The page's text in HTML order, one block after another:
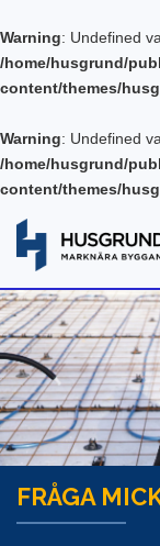
Warning: Undefined
/home/husgrund/
content/themes/
Warning: Undefined
/home/husgrund/
content/themes/
FRÅGA